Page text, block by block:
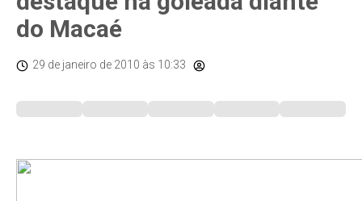
do Macaé
29 de janeiro de 2010 às 10:33